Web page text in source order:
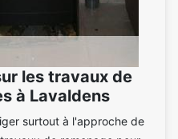
les travaux de
à Lavaldens
surtout à l'approche de